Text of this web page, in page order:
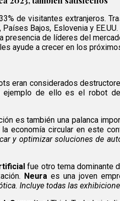
de visitantes extranjeros.
Países Bajos, Eslovenia y
presencia de líderes del
ayude a crecer en los
eran considerados
ejemplo de ello es el robot
es también una palanca
economía circular en este
y optimizar soluciones de
fue otro tema dominante
Neuraes una joven
Incluye todas las